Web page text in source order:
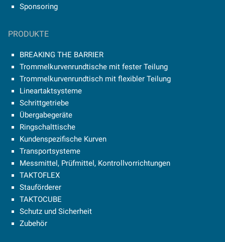
Sponsoring
PRODUKTE
BREAKING THE BARRIER
Trommelkurvenrundtische mit fester Teilung
Trommelkurvenrundtisch mit flexibler Teilung
Lineartaktsysteme
Schrittgetriebe
Übergabegeräte
Ringschalttische
Kundenspezifische Kurven
Transportsysteme
Messmittel, Prüfmittel, Kontrollvorrichtungen
TAKTOFLEX
Stauförderer
TAKTOCUBE
Schutz und Sicherheit
Zubehör